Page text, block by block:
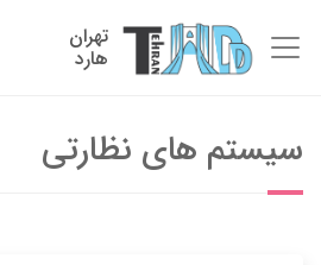
تهران
هارد
سیستم های نظارتی